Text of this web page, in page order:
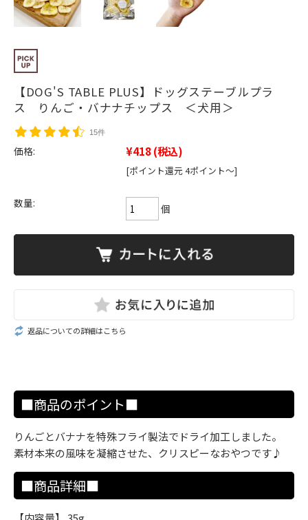
【DOG'S TABLE PLUS】ドッグステーブルプラ
ス りんご・バナナチップス ＜犬用＞
15件
価格: ¥418(税込)
[ポイント還元 4ポイント～]
数量: 個
返品についての詳細はこちら
■商品のポイント■
りんごとバナナを特殊フライ製法でドライ加工しました。
素材本来の風味を凝縮させた、クリスピーなおやつです♪
■商品詳細■